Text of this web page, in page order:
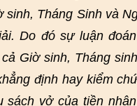
Tháng Sinh và
Do đó sự luận
Giờ sinh, Tháng
định hay kiểm
vở của tiền